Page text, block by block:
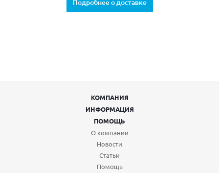
Подробнее о доставке
КОМПАНИЯ
ИНФОРМАЦИЯ
ПОМОЩЬ
О компании
Новости
Статьи
Помощь